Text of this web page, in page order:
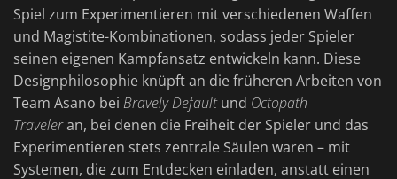
Spiel zum Experimentieren mit verschiedenen Waffen
und Magistite-Kombinationen, sodass jeder Spieler
seinen eigenen Kampfansatz entwickeln kann. Diese
Designphilosophie knüpft an die früheren Arbeiten von
Team Asano bei Bravely Defaultund Octopath
Traveleran, bei denen die Freiheit der Spieler und das
Experimentieren stets zentrale Säulen waren – mit
Systemen, die zum Entdecken einladen, anstatt einen